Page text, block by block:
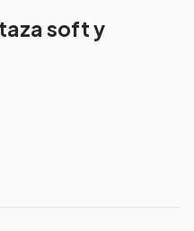
soft y